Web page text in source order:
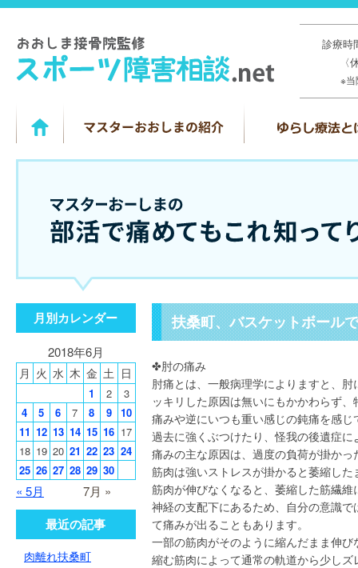
診療
※
扶桑町、バスケットボール
✤肘の痛み
肘痛とは、一般病理学によりますと、
ッキリした原因は無いにもかかわらず
痛みや逆にいつも重い感じの鈍痛を感じ
過去に強くぶつけたり、怪我の後遺症
痛みの主な原因は、過度の負荷が掛か
筋肉は強いストレスが掛かると萎縮し
筋肉が伸びなくなると、萎縮した筋繊
神経の支配下にあるため、自分の意識
て痛みが出ることもあります。
一部の筋肉がそのように縮んだまま伸
縮む筋肉によって通常の軌道から少し
月別カレンダー
2018年6月
月 火 水 木 金 土 日
« 5月 7月 »
1 2
3
4
5 6 7 8 9
10
11 12 13 14 15 16 17
18 19 20 21 22 23 24
25 26 27 28 29 30
最近の記事
肉離れ扶桑町